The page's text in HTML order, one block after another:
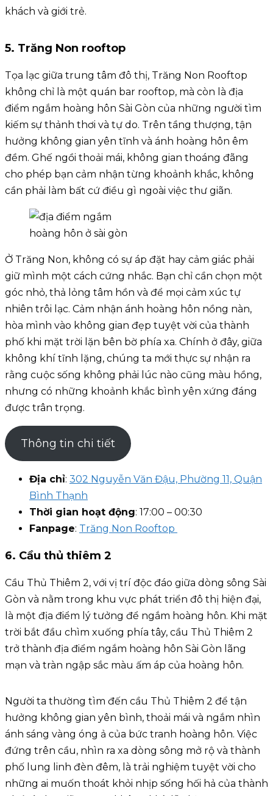
khách và giới trẻ.
5. Trăng Non rooftop
Tọa lạc giữa trung tâm đô thị, Trăng Non Rooftop
không chỉ là một quán bar rooftop, mà còn là địa
điểm ngắm hoàng hôn Sài Gòn của những người tìm
kiếm sự thảnh thơi và tự do. Trên tầng thượng, tận
hưởng không gian yên tĩnh và ánh hoàng hôn êm
đềm. Ghế ngồi thoải mái, không gian thoáng đãng
cho phép bạn cảm nhận từng khoảnh khắc, không
cần phải làm bất cứ điều gì ngoài việc thư giãn.
Ở Trăng Non, không có sự áp đặt hay cảm giác phải
giữ mình một cách cứng nhắc. Bạn chỉ cần chọn một
góc nhỏ, thả lỏng tâm hồn và để mọi cảm xúc tự
nhiên trôi lạc. Cảm nhận ánh hoàng hôn nồng nàn,
hòa mình vào không gian đẹp tuyệt vời của thành
phố khi mặt trời lặn bên bờ phía xa. Chính ở đây, giữa
không khí tĩnh lặng, chúng ta mới thực sự nhận ra
rằng cuộc sống không phải lúc nào cũng màu hồng,
nhưng có những khoảnh khắc bình yên xứng đáng
được trân trọng.
Thông tin chi tiết
Địa chỉ: 302 Nguyễn Văn Đậu, Phường 11, Quận
Bình Thạnh
Thời gian hoạt động: 17:00 – 00:30
Fanpage: Trăng Non Rooftop
6. Cầu thủ thiêm 2
Cầu Thủ Thiêm 2, với vị trí độc đáo giữa dòng sông Sài
Gòn và nằm trong khu vực phát triển đô thị hiện đại,
là một địa điểm lý tưởng để ngắm hoàng hôn. Khi mặt
trời bắt đầu chìm xuống phía tây, cầu Thủ Thiêm 2
trở thành địa điểm ngắm hoàng hôn Sài Gòn lãng
mạn và tràn ngập sắc màu ấm áp của hoàng hôn.
Người ta thường tìm đến cầu Thủ Thiêm 2 để tận
hưởng không gian yên bình, thoải mái và ngắm nhìn
ánh sáng vàng óng ả của bức tranh hoàng hôn. Việc
đứng trên cầu, nhìn ra xa dòng sông mở rộ và thành
phố lung linh đèn đêm, là trải nghiệm tuyệt vời cho
những ai muốn thoát khỏi nhịp sống hối hả của thành